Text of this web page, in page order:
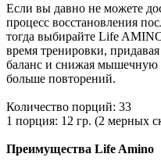
Если вы давно не можете
процесс восстановления
тогда выбирайте Life
время тренировки,
баланс и снижая мышечную
больше повторений.
Количество порций: 33
1 порция: 12 гр. (2 мерных
Преимущества Life Amino